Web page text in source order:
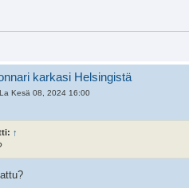
karkasi Helsingistä
La Kesä 08, 2024 16:00
↑